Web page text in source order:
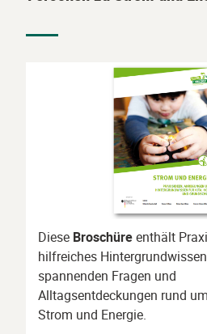
Diese Broschüreenthält
hilfreiches
spannenden Fragen und
Alltagsentdeckungen rund
Strom und Energie.